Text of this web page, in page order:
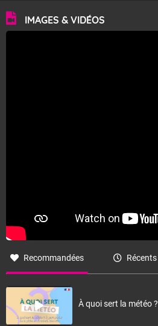
IMAGES & VIDÉOS
Recommandées Récents
À quoi sert la météo ?